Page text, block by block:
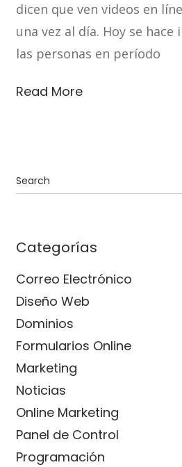
dicen que ven videos en
una vez al día. Hoy se
las personas en período
Read More
Categorías
Correo Electrónico
Diseño Web
Dominios
Formularios Online
Marketing
Noticias
Online Marketing
Panel de Control
Programación